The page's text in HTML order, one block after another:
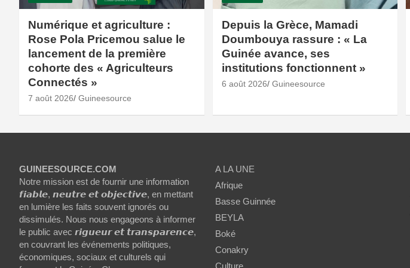
Numérique et agriculture :
Rose Pola Pricemou salue le
lancement de la première
cohorte des « Agriculteurs
Connectés »
7 août 2026 Guineesource
Depuis la Grèce, Mamadi
Doumbouya rassure : « La
Guinée avance, ses
institutions fonctionnent »
6 août 2026 Guineesource
GUINEESOURCE.COM
Notre mission est de fournir une information
𝙛𝙞𝙖𝙗𝙡𝙚, 𝙣𝙚𝙪𝙩𝙧𝙚 𝙚𝙩 𝙤𝙗𝙟𝙚𝙘𝙩𝙞𝙫𝙚, en mettant
en lumière les faits souvent ignorés ou
dissimulés. Nous nous engageons à informer
le public avec 𝙧𝙞𝙜𝙪𝙚𝙪𝙧 𝙚𝙩 𝙩𝙧𝙖𝙣𝙨𝙥𝙖𝙧𝙚𝙣𝙘𝙚,
en couvrant les événements politiques,
économiques, sociaux et culturels qui
A LA UNE
Afrique
Basse Guinnée
BEYLA
Boké
Conakry
Culture